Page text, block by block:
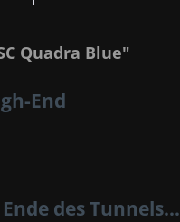
Quadra Blue"
End
des Tunnels...